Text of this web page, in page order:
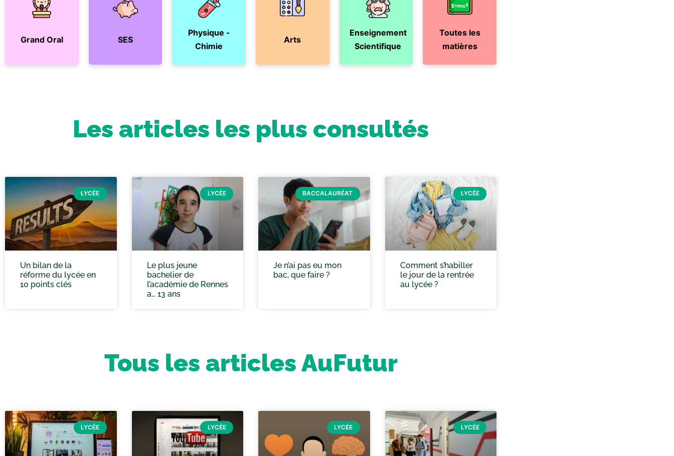
Grand Oral SES
Physique -
Chimie
Arts
Enseignement
Scientifique
Toutes les
matières
Les articles les plus consultés
LYCÉE
Un bilan de la
réforme du lycée en
10 points clés
LYCÉE
Le plus jeune
bachelier de
l’académie de Rennes
a… 13 ans
BACCALAURÉAT
Je n’ai pas eu mon
bac, que faire ?
LYCÉE
Comment s’habiller
le jour de la rentrée
au lycée ?
Tous les articles AuFutur
LYCÉE LYCÉE LYCÉE LYCÉE